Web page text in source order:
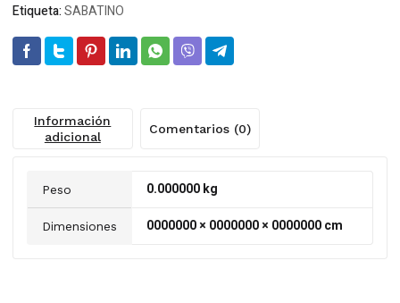
Etiqueta:SABATINO
Información
adicional
Comentarios (0)
Peso 0.000000 kg
Dimensiones 0000000 × 0000000 × 0000000 cm